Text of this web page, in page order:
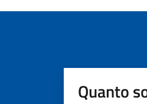
Quanto